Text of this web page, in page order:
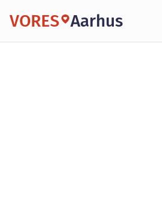
VORES Aarhus